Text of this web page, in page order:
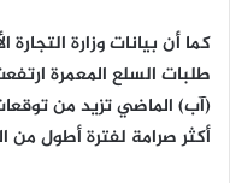
كما أن بيانات وزارة
(آب) الماضي تزيد من
أكثر صرامة لفترة أطول من